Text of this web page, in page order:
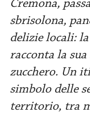
Cremona,
sbrisolona,
delizie locali:
racconta la
zucchero. Un
simbolo delle
territorio, tra